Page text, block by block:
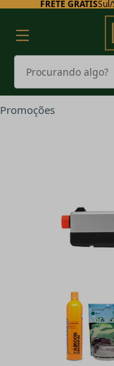
FRETE GRÁTIS
Promoções